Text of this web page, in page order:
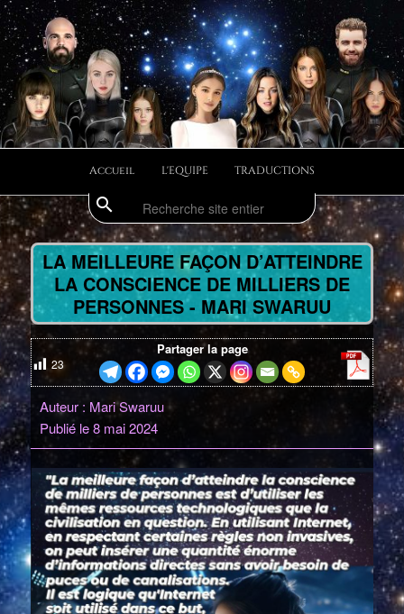
Aller
au
contenu
principalswaruufr
Divulgations Swaruurienne et Taygetienne
search Recherche
Accueil L'EQUIPE TRADUCTIONS
des
LA MEILLEURE FAÇON D’ATTEINDRE
LA CONSCIENCE DE MILLIERS DE
PERSONNES - MARI SWARUU
23
Partager la page
Auteur : Mari Swaruu
Publié le 8 mai 2024